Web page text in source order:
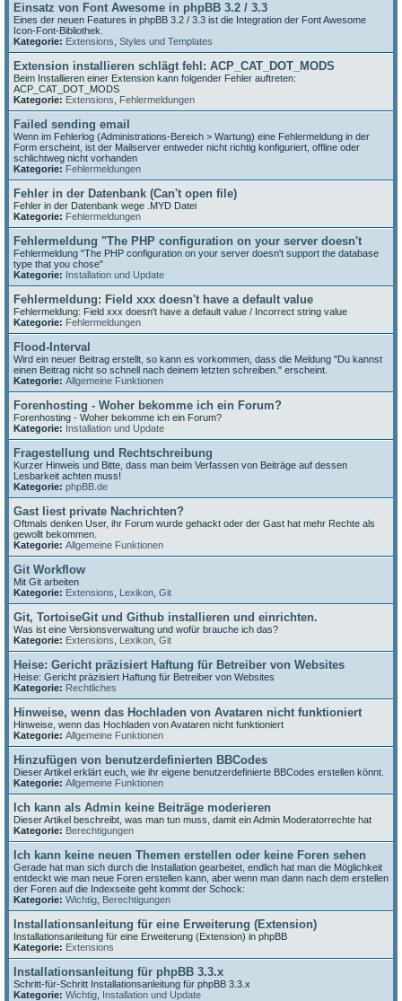
Einsatz von Font Awesome in phpBB 3.2 / 3.3
Eines der neuen Features in phpBB 3.2 / 3.3 ist die Integration der Font Awesome
Icon-Font-Bibliothek.
Kategorie: Extensions Styles und Templates
Extension installieren schlägt fehl: ACP_CAT_DOT_MODS
Beim Installieren einer Extension kann folgender Fehler auftreten:
ACP_CAT_DOT_MODS
Kategorie: Extensions Fehlermeldungen
Failed sending email
Wenn im Fehlerlog (Administrations-Bereich > Wartung) eine Fehlermeldung in der
Form erscheint, ist der Mailserver entweder nicht richtig konfiguriert, offline oder
schlichtweg nicht vorhanden
Kategorie: Fehlermeldungen
Fehler in der Datenbank (Can't open file)
Fehler in der Datenbank wege .MYD Datei
Kategorie: Fehlermeldungen
Fehlermeldung "The PHP configuration on your server doesn't
Fehlermeldung "The PHP configuration on your server doesn't support the database
type that you chose"
Kategorie: Installation und Update
Fehlermeldung: Field xxx doesn't have a default value
Fehlermeldung: Field xxx doesn't have a default value / Incorrect string value
Kategorie: Fehlermeldungen
Flood-Interval
Wird ein neuer Beitrag erstellt, so kann es vorkommen, dass die Meldung "Du kannst
einen Beitrag nicht so schnell nach deinem letzten schreiben." erscheint.
Kategorie: Allgemeine Funktionen
Forenhosting - Woher bekomme ich ein Forum?
Forenhosting - Woher bekomme ich ein Forum?
Kategorie: Installation und Update
Fragestellung und Rechtschreibung
Kurzer Hinweis und Bitte, dass man beim Verfassen von Beiträge auf dessen
Lesbarkeit achten muss!
Kategorie: phpBB.de
Gast liest private Nachrichten?
Oftmals denken User, ihr Forum wurde gehackt oder der Gast hat mehr Rechte als
gewollt bekommen.
Kategorie: Allgemeine Funktionen
Git Workflow
Mit Git arbeiten
Kategorie: Extensions Lexikon Git
Git, TortoiseGit und Github installieren und einrichten.
Was ist eine Versionsverwaltung und wofür brauche ich das?
Kategorie: Extensions Lexikon Git
Heise: Gericht präzisiert Haftung für Betreiber von Websites
Heise: Gericht präzisiert Haftung für Betreiber von Websites
Kategorie: Rechtliches
Hinweise, wenn das Hochladen von Avataren nicht funktioniert
Hinweise, wenn das Hochladen von Avataren nicht funktioniert
Kategorie: Allgemeine Funktionen
Hinzufügen von benutzerdefinierten BBCodes
Dieser Artikel erklärt euch, wie ihr eigene benutzerdefinierte BBCodes erstellen könnt.
Kategorie: Allgemeine Funktionen
Ich kann als Admin keine Beiträge moderieren
Dieser Artikel beschreibt, was man tun muss, damit ein Admin Moderatorrechte hat
Kategorie: Berechtigungen
Ich kann keine neuen Themen erstellen oder keine Foren sehen
Gerade hat man sich durch die Installation gearbeitet, endlich hat man die Möglichkeit
entdeckt wie man neue Foren erstellen kann, aber wenn man dann nach dem erstellen
der Foren auf die Indexseite geht kommt der Schock:
Kategorie: Wichtig Berechtigungen
Installationsanleitung für eine Erweiterung (Extension)
Installationsanleitung für eine Erweiterung (Extension) in phpBB
Kategorie: Extensions
Installationsanleitung für phpBB 3.3.x
Schritt-für-Schritt Installationsanleitung für phpBB 3.3.x
Kategorie: Wichtig Installation und Update